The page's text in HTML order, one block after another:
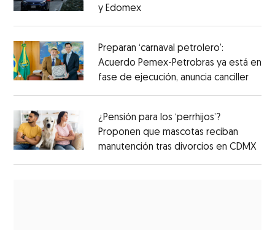
y Edomex
Preparan ‘carnaval petrolero’:
Acuerdo Pemex-Petrobras ya está en
fase de ejecución, anuncia canciller
¿Pensión para los ‘perrhijos’?
Proponen que mascotas reciban
manutención tras divorcios en CDMX